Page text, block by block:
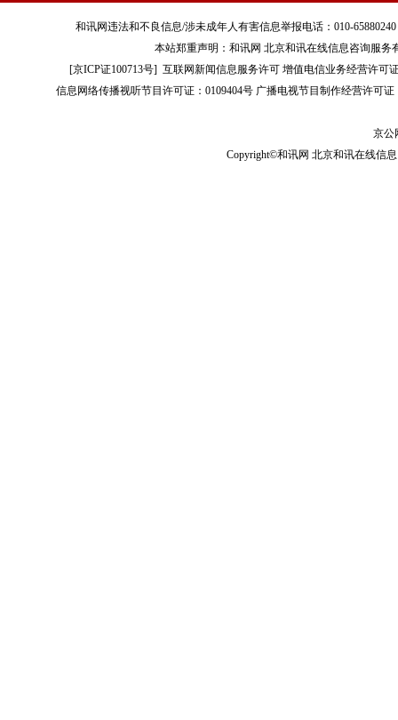
和讯网违法和不良信息/涉未成年人有害信息举报电话：010-
本站郑重声明：和讯网 北京和讯在线信息咨询服
[京ICP证100713号]互联网新闻信息服务许可 增值电信业务经营许可
信息网络传播视听节目许可证：0109404号 广播电视节目制作经营许可证
京公
Copyright©和讯网 北京和讯在线信